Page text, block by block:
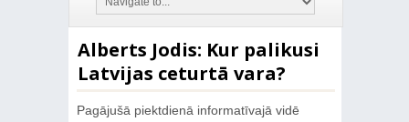
Alberts Jodis: Kur palikusi
Latvijas ceturtā vara?
Pagājušā piektdienā informatīvajā vidē